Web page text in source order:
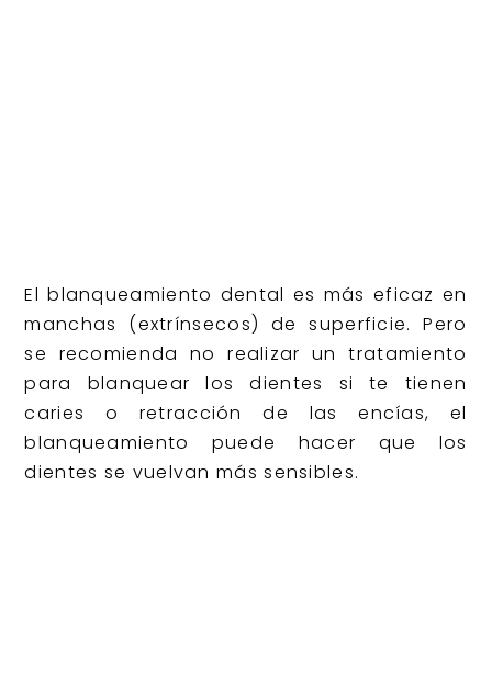
El blanqueamiento dental es más eficaz en
manchas (extrínsecos) de superficie. Pero
se recomienda no realizar un tratamiento
para blanquear los dientes si te tienen
caries o retracción de las encías, el
blanqueamiento puede hacer que los
dientes se vuelvan más sensibles.